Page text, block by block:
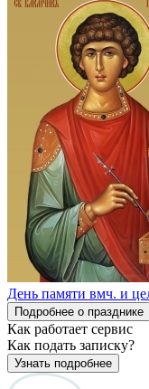
День памяти вмч. и
Подробнее о празднике
Как работает сервис
Как подать записку?
Узнать подробнее